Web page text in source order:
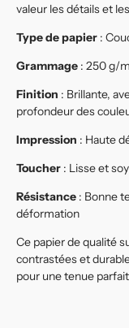
valeur les détails et
Type de papier :
Grammage : 250 g/
Finition : Brillante,
profondeur des
Impression : Haute
Toucher : Lisse et
Résistance : Bonne
déformation
Ce papier de qualité
contrastées et
pour une tenue